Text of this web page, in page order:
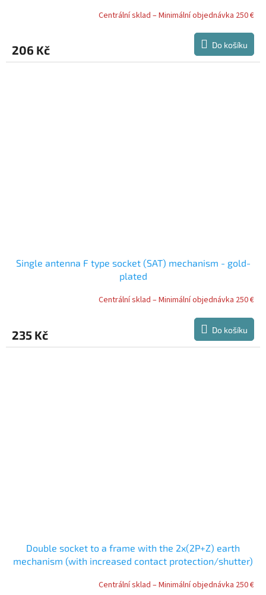
????????????? ??????????? (?????????????, ???
Centrální sklad – Minimální objednávka 250 €
206 Kč Do košíku
Single antenna F type socket (SAT) mechanism - gold-
plated
Centrální sklad – Minimální objednávka 250 €
235 Kč Do košíku
Double socket to a frame with the 2x(2P+Z) earth
mechanism (with increased contact protection/shutter)
Centrální sklad – Minimální objednávka 250 €